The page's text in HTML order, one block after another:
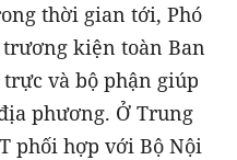
thời gian tới, Phó
kiện toàn Ban
và bộ phận giúp
phương. Ở Trung
phối hợp với Bộ Nội